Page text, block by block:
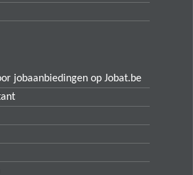
jobaanbiedingen op Jobat.be